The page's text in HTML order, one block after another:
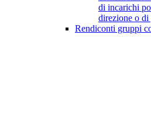
di incarichi
direzione o di
Rendiconti gruppi